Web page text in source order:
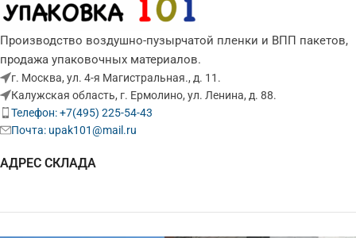
Производство воздушно-пузырчатой пленки и ВПП пакетов,
продажа упаковочных материалов.
г. Москва, ул. 4-я Магистральная., д. 11.
Калужская область, г. Ермолино, ул. Ленина, д. 88.
Телефон: +7(495) 225-54-43
Почта: upak101@mail.ru
АДРЕС СКЛАДА